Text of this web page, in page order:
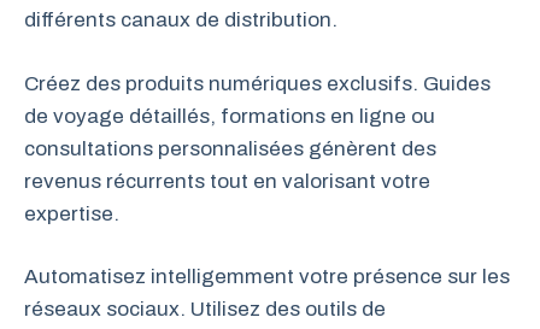
différents canaux de distribution.
Créez des produits numériques exclusifs. Guides
de voyage détaillés, formations en ligne ou
consultations personnalisées génèrent des
revenus récurrents tout en valorisant votre
expertise.
Automatisez intelligemment votre présence sur les
réseaux sociaux. Utilisez des outils de